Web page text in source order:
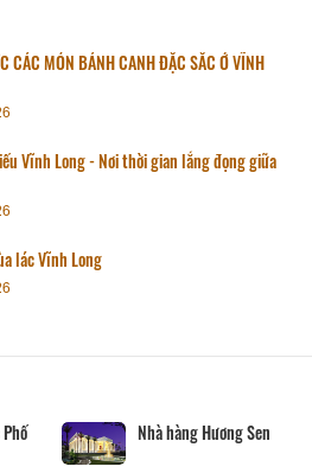
CÁC MÓN BÁNH CANH ĐẶC SẮC Ở VĨNH
Vĩnh Long - Nơi thời gian lắng đọng giữa
lác Vĩnh Long
Nhà hàng Hương Sen